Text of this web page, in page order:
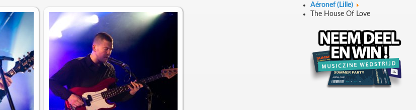
Aéronef (Lille)
The House Of Love